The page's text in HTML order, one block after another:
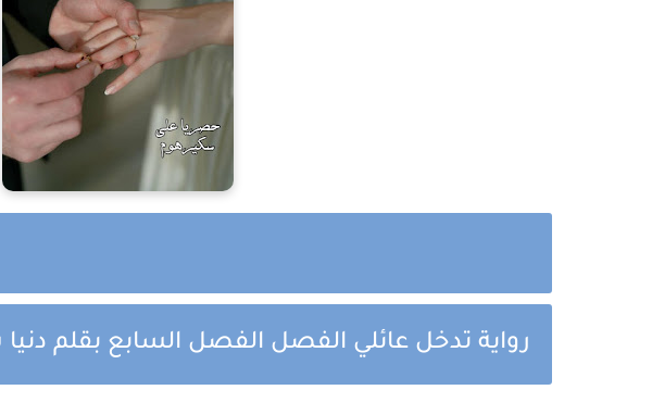
رواية تدخل عائلي الفصل الفصل السابع بقلم